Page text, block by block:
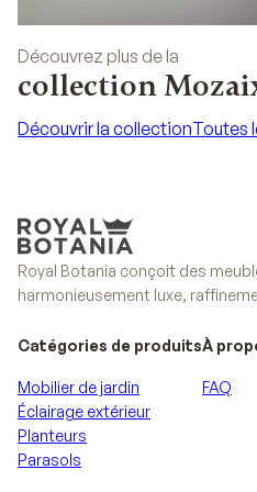
Découvrez plus de la
collection
Découvrir la collectionToutes
Royal Botania conçoit des
harmonieusement luxe,
Catégories de produits
Mobilier de jardin
Éclairage extérieur
Planteurs
Parasols
À
FAQ